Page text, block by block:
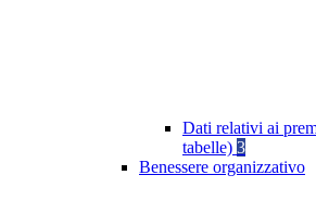
Dati relativi ai
tabelle) 3
Benessere organizzativo